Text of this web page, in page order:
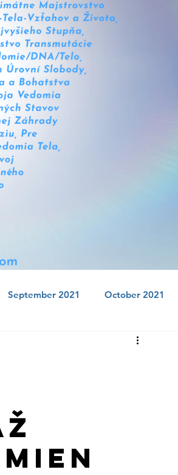
September 2021 October 2021
April 2022
March 2023